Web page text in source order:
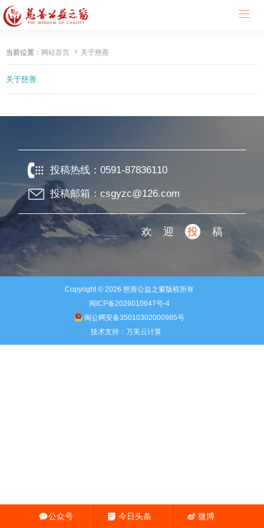

当前位置： 网站首页  关于慈善
关于慈善
投稿热线： 0591-87836110
投稿邮箱：csgyzc@126.com
欢迎 投 稿
Copyright © 2026 慈善公益之窗版权所有
闽ICP备2026010647号-4
闽公网安备35010302000985号
技术支持： 万美云计算
公众号 今日头条 微博